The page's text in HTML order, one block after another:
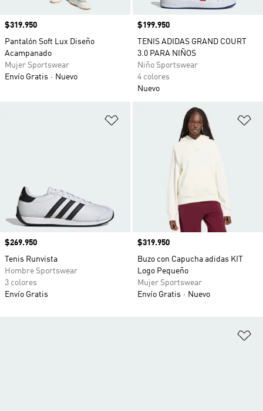
Precio
$319.950
Pantalón Soft Lux Diseño
Acampanado
Mujer Sportswear
Envío Gratis
Nuevo
Precio
$199.950
TENIS ADIDAS GRAND COURT
3.0 PARA NIÑOS
Niño Sportswear
4 colores
Nuevo
Añadir a la lista de deseos
Precio
$269.950
Tenis Runvista
Hombre Sportswear
3 colores
Envío Gratis
Precio
$319.950
Buzo con Capucha adidas KIT
Logo Pequeño
Mujer Sportswear
Envío Gratis
Nuevo